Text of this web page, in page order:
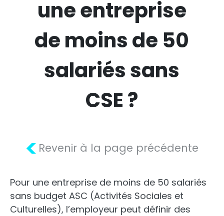
une entreprise
de moins de 50
salariés sans
CSE ?
< Revenir à la page précédente
Pour une entreprise de moins de 50 salariés
sans budget ASC (Activités Sociales et
Culturelles), l’employeur peut définir des